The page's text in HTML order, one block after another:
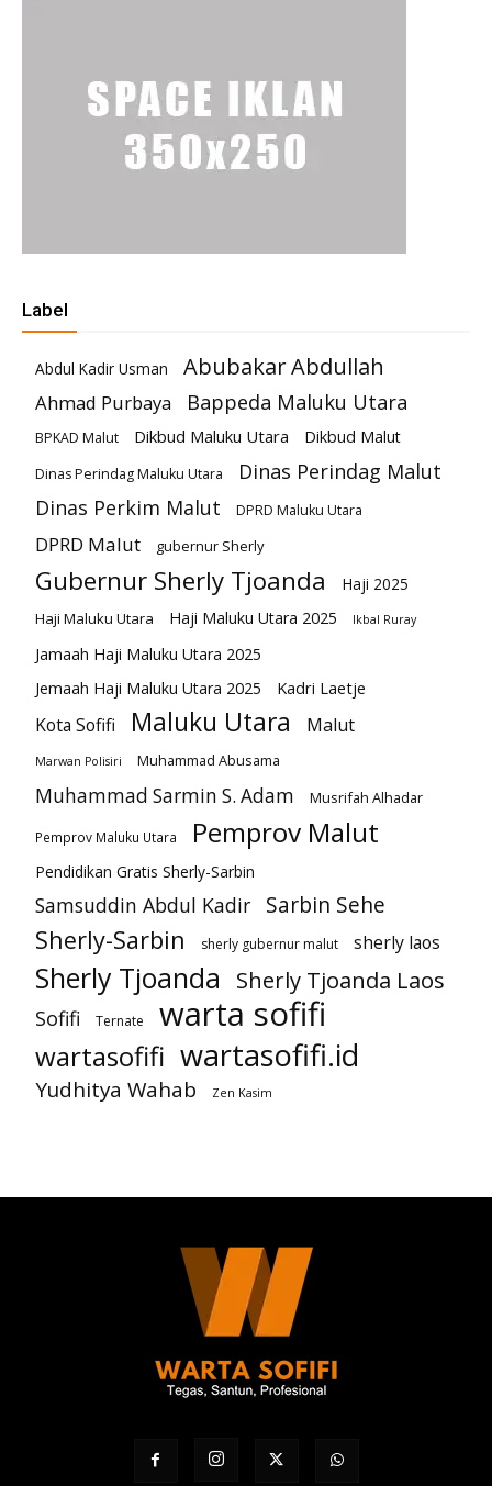
Label
Abdul Kadir Usman Abubakar Abdullah
Ahmad Purbaya Bappeda Maluku Utara
BPKAD Malut Dikbud Maluku Utara Dikbud Malut
Dinas Perindag Maluku Utara
Dinas Perindag Malut
Dinas Perkim Malut
DPRD Maluku Utara
DPRD Malut gubernur Sherly
Gubernur Sherly Tjoanda Haji 2025
Haji Maluku Utara Haji Maluku Utara 2025 Ikbal Ruray
Jamaah Haji Maluku Utara 2025
Jemaah Haji Maluku Utara 2025
Kadri Laetje
Kota Sofifi Maluku Utara Malut
Marwan Polisiri Muhammad Abusama
Muhammad Sarmin S. Adam Musrifah Alhadar
Pemprov Maluku Utara Pemprov Malut
Pendidikan Gratis Sherly-Sarbin
Samsuddin Abdul Kadir Sarbin Sehe
Sherly-Sarbin sherly gubernur malut sherly laos
Sherly Tjoanda Sherly Tjoanda Laos
Sofifi Ternate warta sofifi
wartasofifi wartasofifi.id
Yudhitya Wahab Zen Kasim